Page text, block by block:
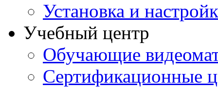
Установка и
Учебный центр
Обучающие
Сертификационные